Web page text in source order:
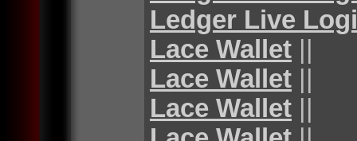
Ledger Live
Lace Wallet ||
Lace Wallet ||
Lace Wallet ||